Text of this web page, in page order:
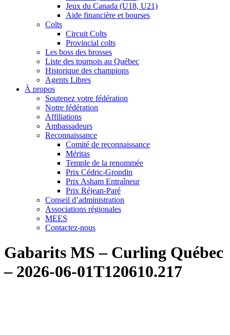
Jeux du Canada (U18, U21)
Aide financière et bourses
Colts
Circuit Colts
Provincial colts
Les boss des brosses
Liste des tournois au Québec
Historique des champions
Agents Libres
À propos
Soutenez votre fédération
Notre fédération
Affiliations
Ambassadeurs
Reconnaissance
Comité de reconnaissance
Méritas
Temple de la renommée
Prix Cédric-Grondin
Prix Asham Entraîneur
Prix Réjean-Paré
Conseil d’administration
Associations régionales
MEES
Contactez-nous
Gabarits MS – Curling Québec
– 2026-06-01T120610.217